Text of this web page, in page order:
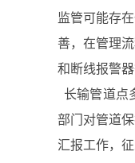
监管可能存
善，在管理
和断线报警
长输管道点
部门对管道
汇报工作，